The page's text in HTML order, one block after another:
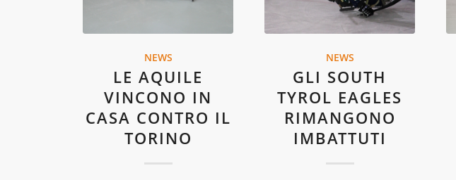
NEWS
LE AQUILE
VINCONO IN
CASA CONTRO IL
TORINO
NEWS
GLI SOUTH
TYROL EAGLES
RIMANGONO
IMBATTUTI